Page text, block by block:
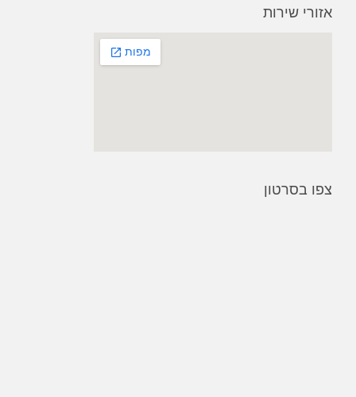
אזורי שירות
צפו בסרטון